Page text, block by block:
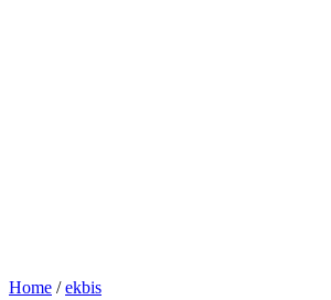
Home /ekbis